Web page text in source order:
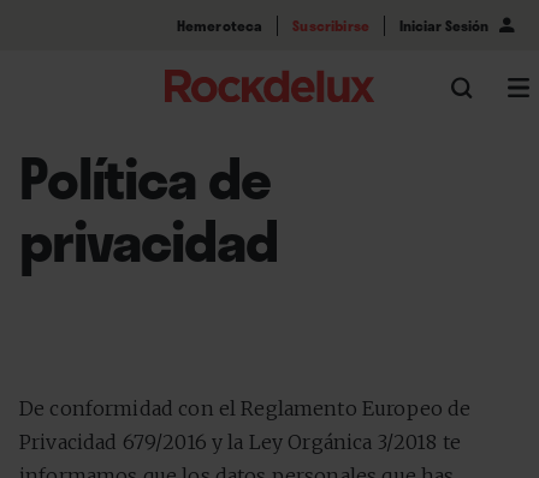
Hemeroteca Suscribirse Iniciar Sesión
Política de
privacidad
De conformidad con el Reglamento Europeo de
Privacidad 679/2016 y la Ley Orgánica 3/2018 te